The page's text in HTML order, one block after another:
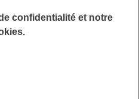
6 mois
mois.
confidentialité et notre